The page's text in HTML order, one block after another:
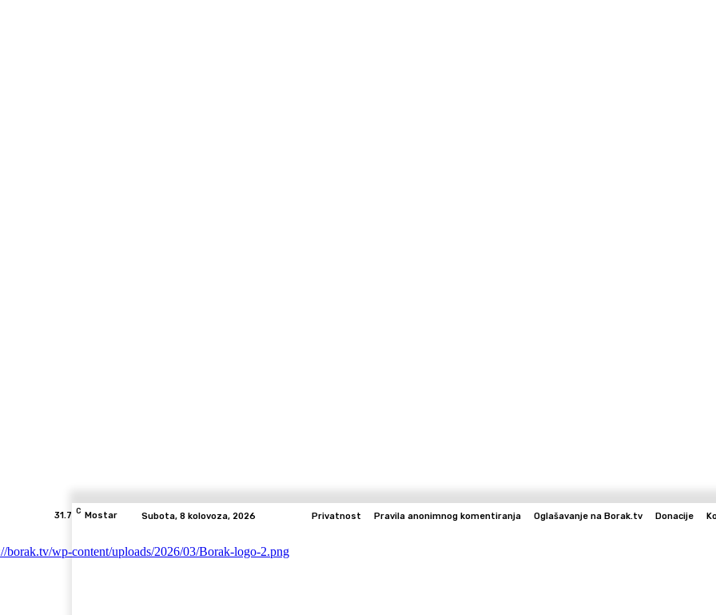
31.7 C Mostar Subota, 8 kolovoza, 2026 Privatnost Pravila anonimnog komentiranja Oglašavanje na Borak.tv Donacije